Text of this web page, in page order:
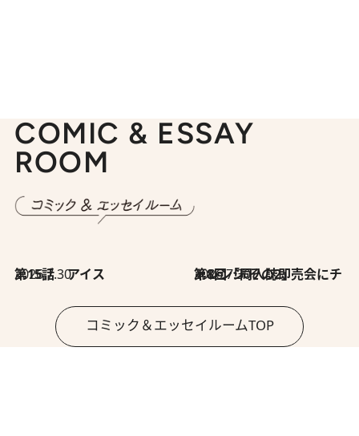
COMIC & ESSAY
ROOM
2026.7.30
第15話 アイス 2026.7.30
第8回「同人誌即売会にチャレンジ その2」
コミック＆エッセイルームTOP